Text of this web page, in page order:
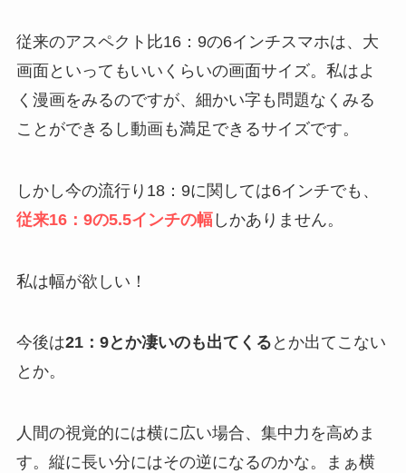
従来のアスペクト比16：9の6インチスマホは、大
画面といってもいいくらいの画面サイズ。私はよ
く漫画をみるのですが、細かい字も問題なくみる
ことができるし動画も満足できるサイズです。
しかし今の流行り18：9に関しては6インチでも、
従来16：9の5.5インチの幅しかありません。
私は幅が欲しい！
今後は21：9とか凄いのも出てくる とか出てこない
とか。
人間の視覚的には横に広い場合、集中力を高めま
す。縦に長い分にはその逆になるのかな。まぁ横